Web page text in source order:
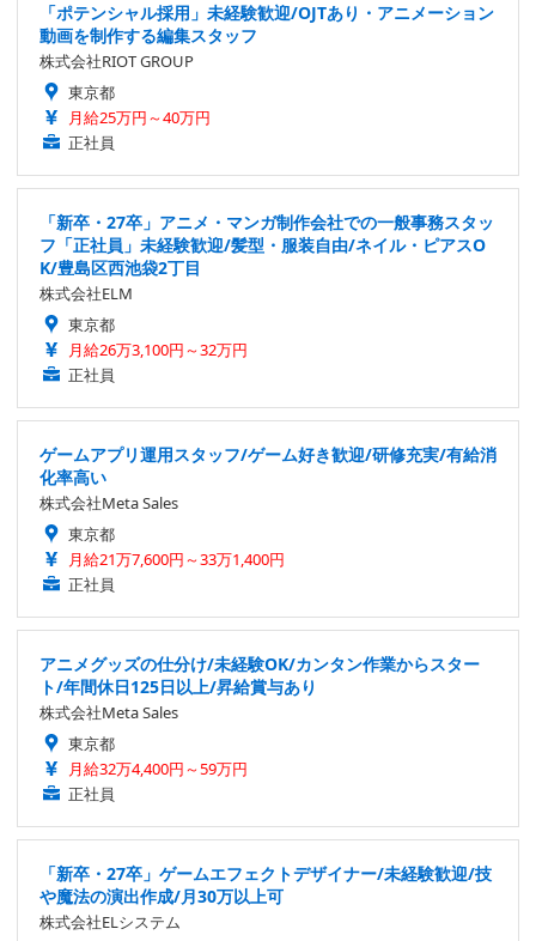
「ポテンシャル採用」未経験歓迎/OJTあり・アニメーション
動画を制作する編集スタッフ
株式会社RIOT GROUP
東京都
月給25万円～40万円
正社員
「新卒・27卒」アニメ・マンガ制作会社での一般事務スタッ
フ「正社員」未経験歓迎/髪型・服装自由/ネイル・ピアスO
K/豊島区西池袋2丁目
株式会社ELM
東京都
月給26万3,100円～32万円
正社員
ゲームアプリ運用スタッフ/ゲーム好き歓迎/研修充実/有給消
化率高い
株式会社Meta Sales
東京都
月給21万7,600円～33万1,400円
正社員
アニメグッズの仕分け/未経験OK/カンタン作業からスター
ト/年間休日125日以上/昇給賞与あり
株式会社Meta Sales
東京都
月給32万4,400円～59万円
正社員
「新卒・27卒」ゲームエフェクトデザイナー/未経験歓迎/技
や魔法の演出作成/月30万以上可
株式会社ELシステム